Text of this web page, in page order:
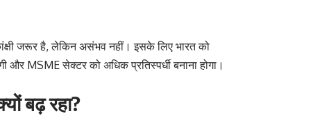
जरूर है, लेकिन असंभव नहीं। इसके लिए भारत को
और MSME सेक्टर को अधिक प्रतिस्पर्धी बनाना होगा।
बढ़ रहा?